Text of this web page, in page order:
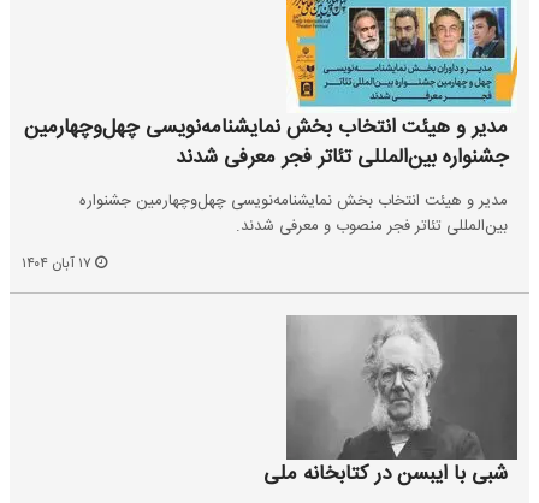
مدیر و هیئت انتخاب بخش نمایشنامه‌نویسی چهل‌وچهارمین
جشنواره بین‌المللی تئاتر فجر معرفی شدند
مدیر و هیئت انتخاب بخش نمایشنامه‌نویسی چهل‌وچهارمین جشنواره
بین‌المللی تئاتر فجر منصوب و معرفی شدند.
شبی با ایبسن در کتابخانه ملی